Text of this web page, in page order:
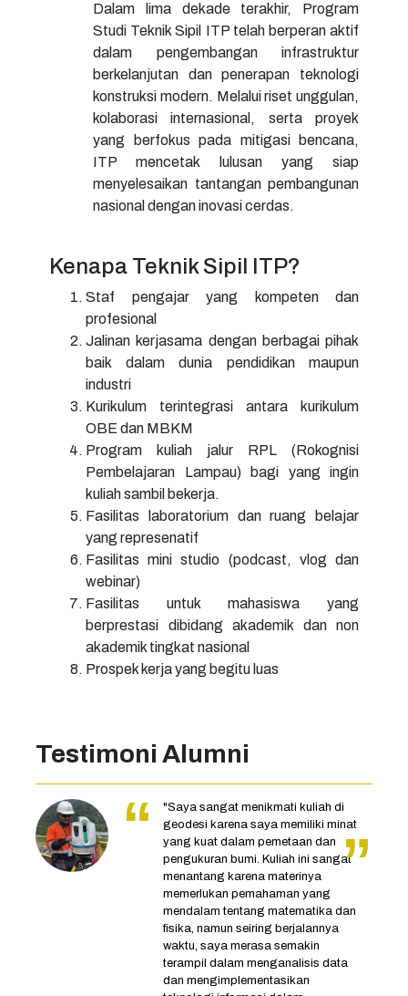
Dalam lima dekade terakhir, Program
Studi Teknik Sipil ITP telah berperan aktif
dalam pengembangan infrastruktur
berkelanjutan dan penerapan teknologi
konstruksi modern. Melalui riset unggulan,
kolaborasi internasional, serta proyek
yang berfokus pada mitigasi bencana,
ITP mencetak lulusan yang siap
menyelesaikan tantangan pembangunan
nasional dengan inovasi cerdas.
Kenapa Teknik Sipil ITP?
Staf pengajar yang kompeten dan
profesional
Jalinan kerjasama dengan berbagai pihak
baik dalam dunia pendidikan maupun
industri
Kurikulum terintegrasi antara kurikulum
OBE dan MBKM
Program kuliah jalur RPL (Rokognisi
Pembelajaran Lampau) bagi yang ingin
kuliah sambil bekerja.
Fasilitas laboratorium dan ruang belajar
yang represenatif
Fasilitas mini studio (podcast, vlog dan
webinar)
Fasilitas untuk mahasiswa yang
berprestasi dibidang akademik dan non
akademik tingkat nasional
Prospek kerja yang begitu luas
Testimoni Alumni
"Saya sangat menikmati kuliah di
geodesi karena saya memiliki minat
yang kuat dalam pemetaan dan
pengukuran bumi. Kuliah ini sangat
menantang karena materinya
memerlukan pemahaman yang
mendalam tentang matematika dan
fisika, namun seiring berjalannya
waktu, saya merasa semakin
terampil dalam menganalisis data
dan mengimplementasikan